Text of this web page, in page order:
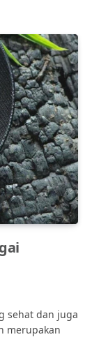
sehat dan juga
merupakan